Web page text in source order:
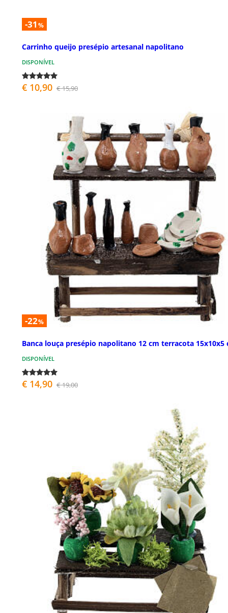
-31 %
Carrinho queijo presépio artesanal napolitano
DISPONÍVEL
€ 10,90 € 15,90
-22%
Banca louça presépio napolitano 12 cm terracota 15x10x5
DISPONÍVEL
€ 14,90 € 19,00